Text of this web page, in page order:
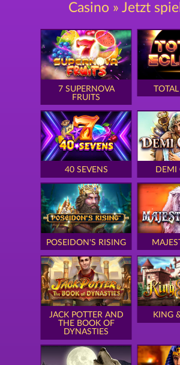
Casino » Jetzt
7 SUPERNOVA
FRUITS
TOTAL
40 SEVENS DEMI
POSEIDON'S RISING
JACK POTTER AND
THE BOOK OF
DYNASTIES
KING